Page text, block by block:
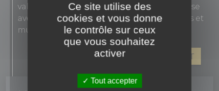
valeurs authentiques de l'élégance française
avec des carreaux en grès cérame pour sols et
murs.
VOIR LES PRODUITS DE CE FABRICANT
Ce site utilise des
cookies et vous donne
le contrôle sur ceux
que vous souhaitez
activer
Tout accepter